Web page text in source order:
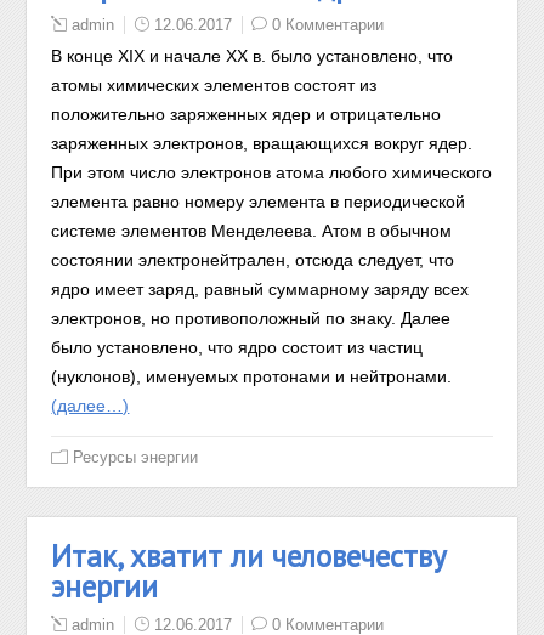
admin 12.06.2017 0 Комментарии
В конце XIX и начале XX в. было установлено, что
атомы химических элементов состоят из
положительно заряженных ядер и отрицательно
заряженных электронов, вращающихся вокруг ядер.
При этом число электронов атома любого химического
элемента равно номеру элемента в периодической
системе элементов Менделеева. Атом в обычном
состоянии электронейтрален, отсюда следует, что
ядро имеет заряд, равный суммарному заряду всех
электронов, но противоположный по знаку. Далее
было установлено, что ядро состоит из частиц
(нуклонов), именуемых протонами и нейтронами.
(далее…)
Ресурсы энергии
Итак, хватит ли человечеству
энергии
admin 12.06.2017 0 Комментарии